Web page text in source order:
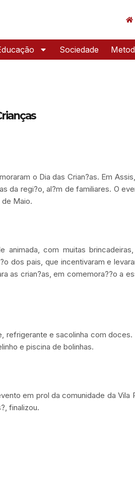
Sociedade
o Dia das Crian?as. Em
da regi?o, al?m de familiares. O
de Maio.
animada, com muitas
dos pais, que incentivaram e
as crian?as, em comemora??o a
e sacolinha com doces.
e piscina de bolinhas.
em prol da comunidade da Vila
finalizou.